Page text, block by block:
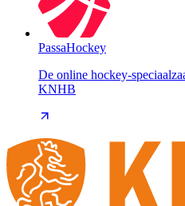
PassaHockey
De online hockey-
KNHB